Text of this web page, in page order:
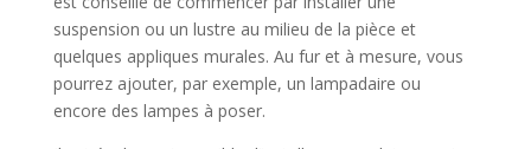
suspension ou un lustre au milieu de la pièce et
quelques appliques murales. Au fur et à mesure, vous
pourrez ajouter, par exemple, un lampadaire ou
encore des lampes à poser.